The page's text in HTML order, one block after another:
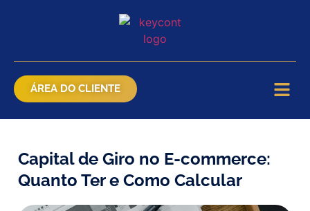
ÁREA DO CLIENTE
Capital de Giro no E-commerce:
Quanto Ter e Como Calcular